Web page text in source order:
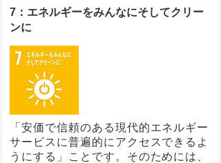
7：エネルギーをみんなにそしてクリー
ンに
「安価で信頼のある現代的エネルギー
サービスに普遍的にアクセスできるよ
うにする」ことです。そのためには、